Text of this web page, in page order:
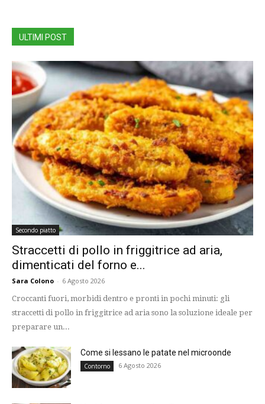
ULTIMI POST
Secondo piatto
Straccetti di pollo in friggitrice ad aria,
dimenticati del forno e...
Sara Colono - 6 Agosto 2026
Croccanti fuori, morbidi dentro e pronti in pochi minuti: gli
straccetti di pollo in friggitrice ad aria sono la soluzione ideale per
preparare un...
Come si lessano le patate nel microonde
Contorno 6 Agosto 2026